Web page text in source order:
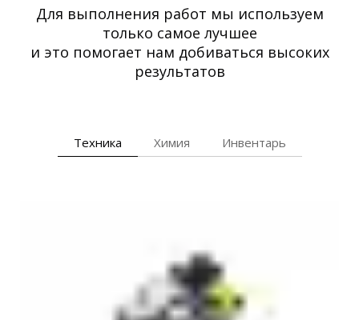
Для выполнения работ мы используем
только самое лучшее
и это помогает нам добиваться высоких
результатов
Техника Химия Инвентарь